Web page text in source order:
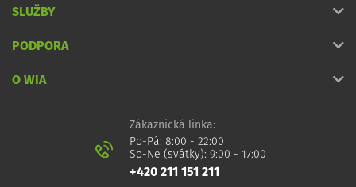
SLUŽBY
PODPORA
O WIA
Zákaznická linka:
Po-Pá: 8:00 - 22:00
So-Ne (svátky): 9:00 - 17:00
+420 211 151 211